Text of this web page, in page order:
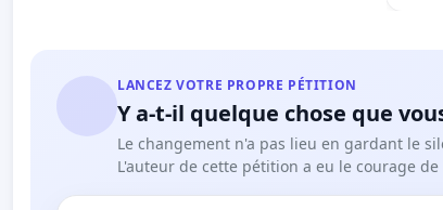
LANCEZ VOTRE PROPRE PÉTITION
Y a-t-il quelque chose que
Le changement n'a pas lieu en gardant le
L'auteur de cette pétition a eu le courage